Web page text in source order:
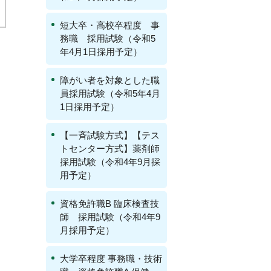
短大卒・高校卒程度 事
務職 採用試験（令和5
年4月1日採用予定）
障がい者を対象とした職
員採用試験（令和5年4月
1日採用予定）
【一斉試験方式】【テス
トセンター方式】薬剤師
採用試験（令和4年9月採
用予定）
資格免許職B 臨床検査技
師 採用試験（令和4年9
月採用予定）
大学卒程度 事務職・技術